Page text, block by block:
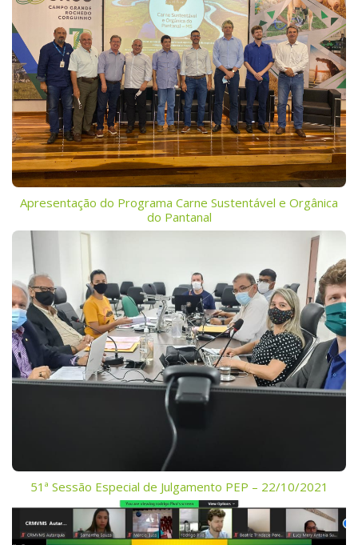
Apresentação do Programa Carne Sustentável e Orgânica
do Pantanal
51ª Sessão Especial de Julgamento PEP – 22/10/2021